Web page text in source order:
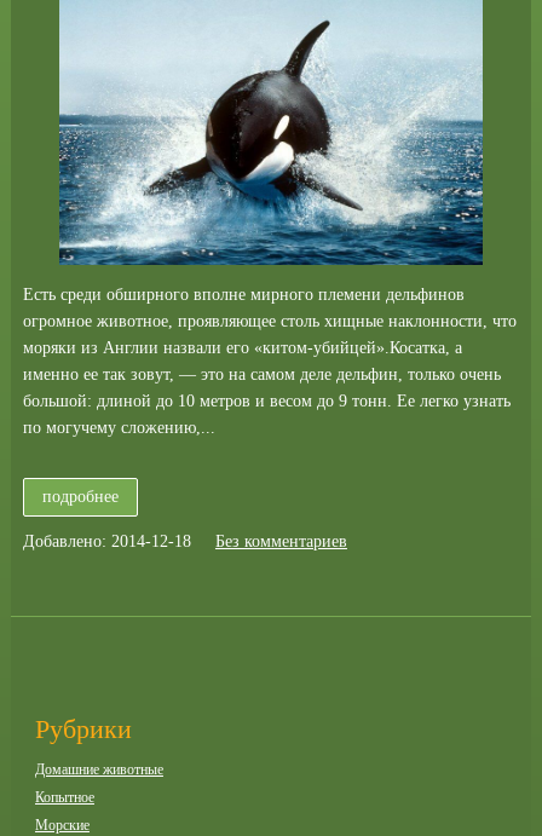
Есть среди обширного вполне мирного племени дельфинов
огромное животное, проявляющее столь хищные наклонности, что
моряки из Англии назвали его «китом-убийцей».Косатка, а
именно ее так зовут, — это на самом деле дельфин, только очень
большой: длиной до 10 метров и весом до 9 тонн. Ее легко узнать
по могучему сложению,...
подробнее
Добавлено: 2014-12-18 Без комментариев
Рубрики
Домашние животные
Копытное
Морские